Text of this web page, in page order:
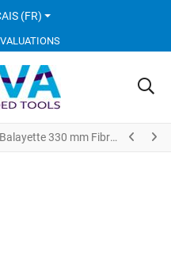
VOTRE LANGUE
(FR)
330 mm Fibres Médium Bleu